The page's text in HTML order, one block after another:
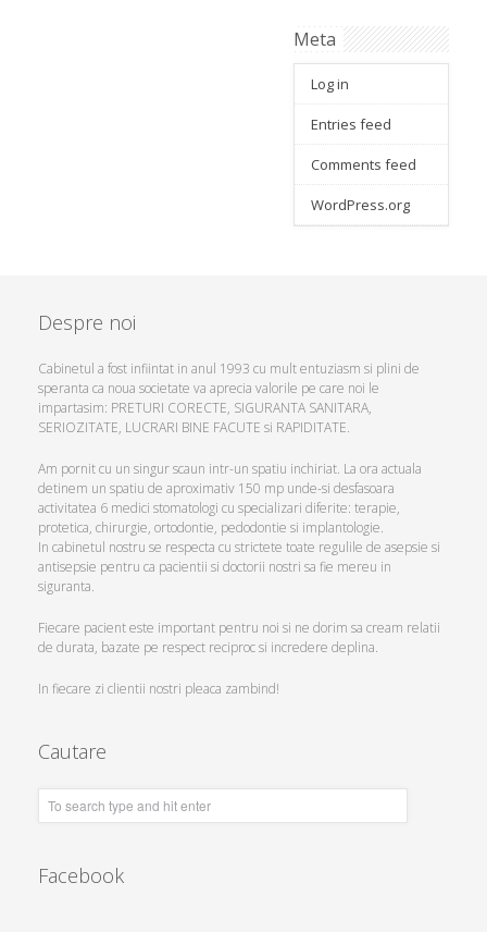
Meta
Log in
Entries feed
Comments feed
WordPress.org
Despre noi
Cabinetul a fost infiintat in anul 1993 cu mult entuziasm si plini de
speranta ca noua societate va aprecia valorile pe care noi le
impartasim: PRETURI CORECTE, SIGURANTA SANITARA,
SERIOZITATE, LUCRARI BINE FACUTE si RAPIDITATE.
Am pornit cu un singur scaun intr-un spatiu inchiriat. La ora actuala
detinem un spatiu de aproximativ 150 mp unde-si desfasoara
activitatea 6 medici stomatologi cu specializari diferite: terapie,
protetica, chirurgie, ortodontie, pedodontie si implantologie.
In cabinetul nostru se respecta cu strictete toate regulile de asepsie si
antisepsie pentru ca pacientii si doctorii nostri sa fie mereu in
siguranta.
Fiecare pacient este important pentru noi si ne dorim sa cream relatii
de durata, bazate pe respect reciproc si incredere deplina.
In fiecare zi clientii nostri pleaca zambind!
Cautare
Facebook